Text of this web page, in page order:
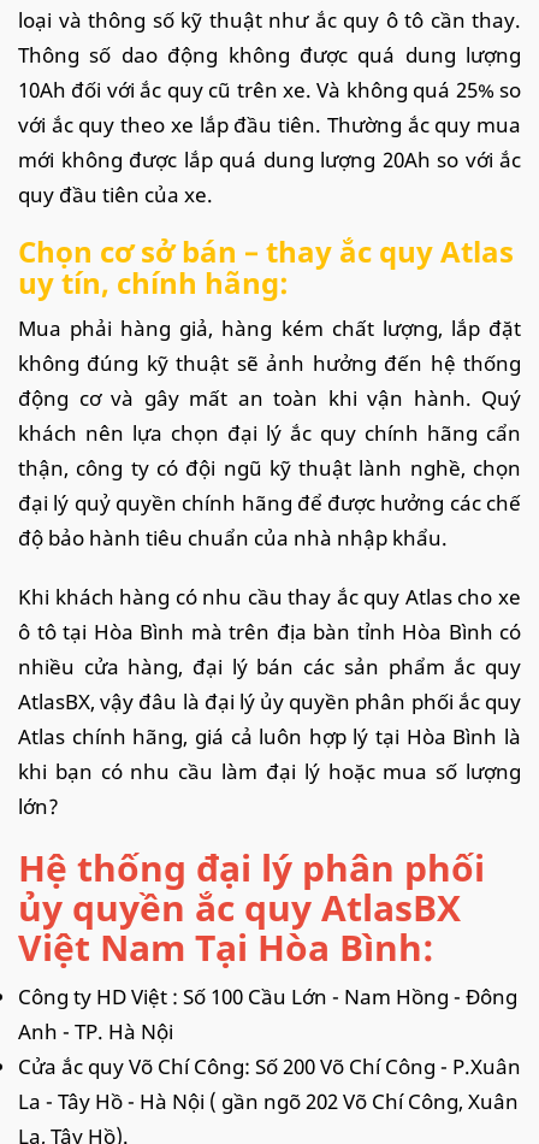
loại và thông số kỹ thuật như ắc quy ô tô cần thay.
Thông số dao động không được quá dung lượng
10Ah đối với ắc quy cũ trên xe. Và không quá 25% so
với ắc quy theo xe lắp đầu tiên. Thường ắc quy mua
mới không được lắp quá dung lượng 20Ah so với ắc
quy đầu tiên của xe.
Chọn cơ sở bán – thay ắc quy Atlas
uy tín, chính hãng:
Mua phải hàng giả, hàng kém chất lượng, lắp đặt
không đúng kỹ thuật sẽ ảnh hưởng đến hệ thống
động cơ và gây mất an toàn khi vận hành. Quý
khách nên lựa chọn đại lý ắc quy chính hãng cẩn
thận, công ty có đội ngũ kỹ thuật lành nghề, chọn
đại lý quỷ quyền chính hãng để được hưởng các chế
độ bảo hành tiêu chuẩn của nhà nhập khẩu.
Khi khách hàng có nhu cầu thay ắc quy Atlas cho xe
ô tô tại Hòa Bình mà trên địa bàn tỉnh Hòa Bình có
nhiều cửa hàng, đại lý bán các sản phẩm ắc quy
AtlasBX, vậy đâu là đại lý ủy quyền phân phối ắc quy
Atlas chính hãng, giá cả luôn hợp lý tại Hòa Bình là
khi bạn có nhu cầu làm đại lý hoặc mua số lượng
lớn?
Hệ thống đại lý phân phối
ủy quyền ắc quy AtlasBX
Việt Nam Tại Hòa Bình:
Công ty HD Việt : Số 100 Cầu Lớn - Nam Hồng - Đông
Anh - TP. Hà Nội
Cửa ắc quy Võ Chí Công: Số 200 Võ Chí Công - P.Xuân
La - Tây Hồ - Hà Nội ( gần ngõ 202 Võ Chí Công, Xuân
La, Tây Hồ).